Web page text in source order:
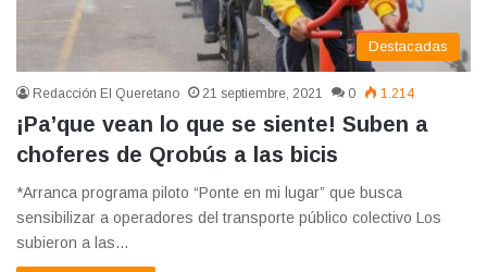
Destacadas
Redacción El Queretano 21 septiembre, 2021 0 1.214
¡Pa’que vean lo que se siente! Suben a
choferes de Qrobús a las bicis
*Arranca programa piloto “Ponte en mi lugar” que busca
sensibilizar a operadores del transporte público colectivo Los
subieron a las…